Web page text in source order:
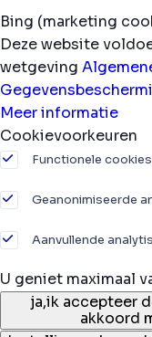
Bing (marketing
Deze website
wetgeving
Meer informatie
Cookievoorkeuren
Functionele cookies
Geanonimiseerde
Aanvullende
U geniet maximaal
ja,ik accepteer
akkoord